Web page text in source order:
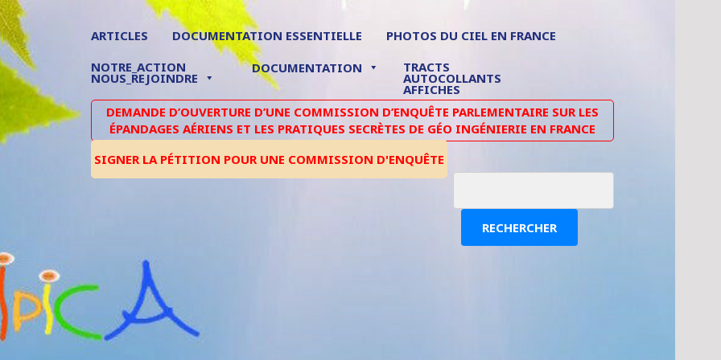
ARTICLES DOCUMENTATION ESSENTIELLE
PHOTOS DU CIEL EN FRANCE
NOTRE_ACTION
NOUS_REJOINDRE
DOCUMENTATION TRACTS
AUTOCOLLANTS
AFFICHES
DEMANDE D’OUVERTURE D’UNE COMMISSION D’ENQUÊTE PARLEMENTAIRE SUR LES
ÉPANDAGES AÉRIENS ET LES PRATIQUES SECRÈTES DE GÉO INGÉNIERIE EN FRANCE
SIGNER LA PÉTITION POUR UNE COMMISSION D'ENQUÊTE
RECHERCHER